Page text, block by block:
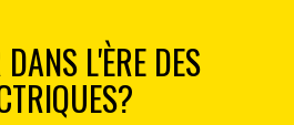
L'ÈRE DES